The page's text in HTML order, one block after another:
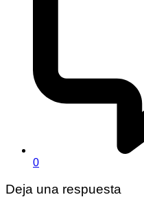
0
Deja una respuesta